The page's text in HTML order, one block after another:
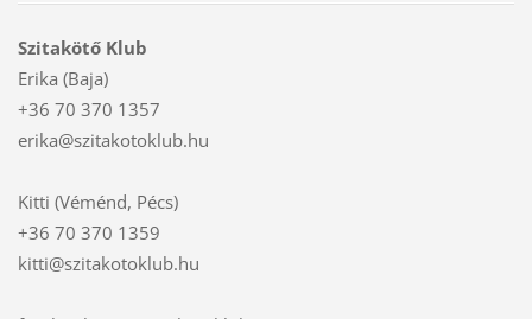
Szitakötő Klub
Erika (Baja)
+36 70 370 1357
erika@szitakotoklub.hu
Kitti (Véménd, Pécs)
+36 70 370 1359
kitti@szitakotoklub.hu